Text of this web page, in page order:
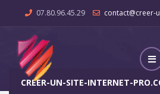
07.80.96.45.29 contact@creer-
CREER-UN-SITE-INTERNET-